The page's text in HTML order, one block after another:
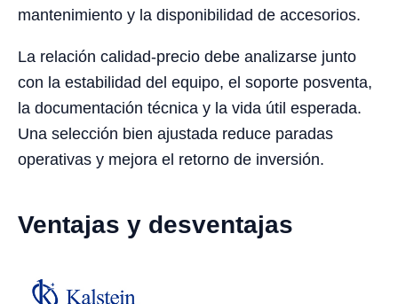
mantenimiento y la disponibilidad de accesorios.
La relación calidad-precio debe analizarse junto
con la estabilidad del equipo, el soporte posventa,
la documentación técnica y la vida útil esperada.
Una selección bien ajustada reduce paradas
operativas y mejora el retorno de inversión.
Ventajas y desventajas